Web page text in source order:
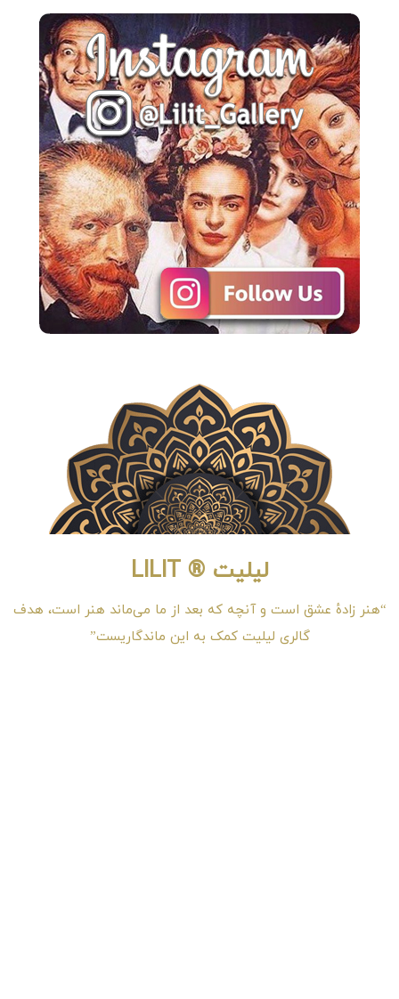
لیلیت ® LILIT
“هنر زادهٔ عشق است و آنچه که بعد از ما می‌ماند هنر است، هدف
گالری لیلیت کمک به این ماندگاریست”